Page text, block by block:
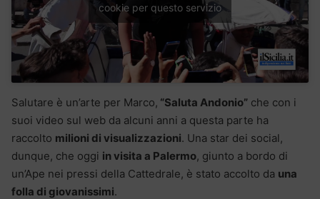
cookie per questo servizio
Salutare è un’arte per Marco, “Saluta Andonio” che con i
suoi video sul web da alcuni anni a questa parte ha
raccolto milioni di visualizzazioni. Una star dei social,
dunque, che oggi in visita a Palermo, giunto a bordo di
un’Ape nei pressi della Cattedrale, è stato accolto da una
folla di giovanissimi.